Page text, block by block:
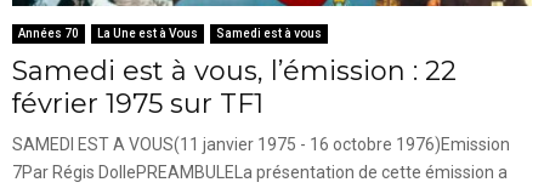
Années 70 La Une est à Vous Samedi est à vous
Samedi est à vous, l’émission : 22
février 1975 sur TF1
SAMEDI EST A VOUS(11 janvier 1975 - 16 octobre 1976)Emission
7Par Régis DollePREAMBULELa présentation de cette émission a